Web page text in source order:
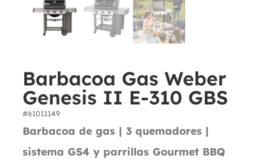
Barbacoa Gas Weber
Genesis II E-310 GBS
#61011149
Barbacoa de gas | 3 quemadores |
sistema GS4 y parrillas Gourmet BBQ